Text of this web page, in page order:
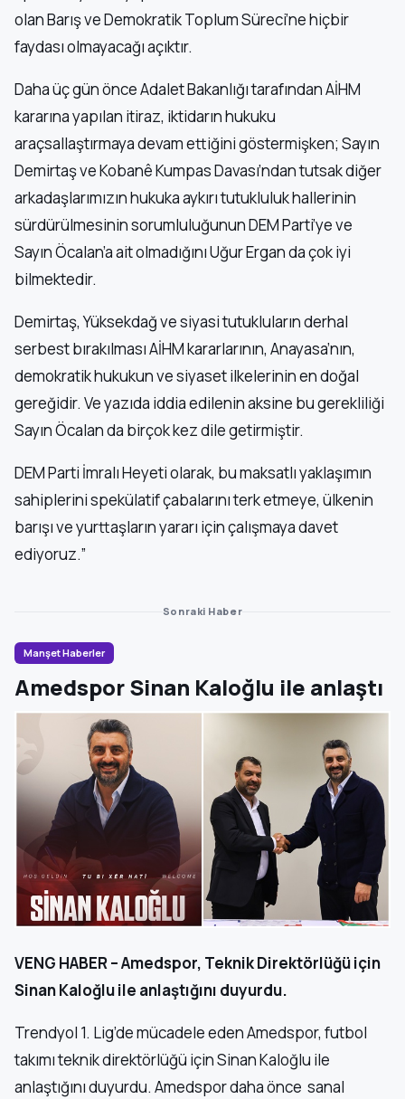
olan Barış ve Demokratik Toplum Süreci’ne hiçbir
faydası olmayacağı açıktır.
Daha üç gün önce Adalet Bakanlığı tarafından AİHM
kararına yapılan itiraz, iktidarın hukuku
araçsallaştırmaya devam ettiğini göstermişken; Sayın
Demirtaş ve Kobanê Kumpas Davası’ndan tutsak diğer
arkadaşlarımızın hukuka aykırı tutukluluk hallerinin
sürdürülmesinin sorumluluğunun DEM Parti’ye ve
Sayın Öcalan’a ait olmadığını Uğur Ergan da çok iyi
bilmektedir.
Demirtaş, Yüksekdağ ve siyasi tutukluların derhal
serbest bırakılması AİHM kararlarının, Anayasa’nın,
demokratik hukukun ve siyaset ilkelerinin en doğal
gereğidir. Ve yazıda iddia edilenin aksine bu gerekliliği
Sayın Öcalan da birçok kez dile getirmiştir.
DEM Parti İmralı Heyeti olarak, bu maksatlı yaklaşımın
sahiplerini spekülatif çabalarını terk etmeye, ülkenin
barışı ve yurttaşların yararı için çalışmaya davet
ediyoruz.”
Sonraki Haber
Manşet Haberler
Amedspor Sinan Kaloğlu ile anlaştı
VENG HABER – Amedspor, Teknik Direktörlüğü için
Sinan Kaloğlu ile anlaştığını duyurdu.
Trendyol 1. Lig’de mücadele eden Amedspor, futbol
takımı teknik direktörlüğü için Sinan Kaloğlu ile
anlaştığını duyurdu. Amedspor daha önce sanal